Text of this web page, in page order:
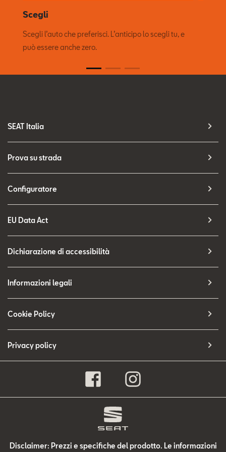
Scegli
Scegli l’auto che preferisci. L’anticipo lo scegli tu, e
può essere anche zero.
SEAT Italia
Prova su strada
Configuratore
EU Data Act
Dichiarazione di accessibilità
Informazioni legali
Cookie Policy
Privacy policy
Disclaimer: Prezzi e specifiche del prodotto. Le informazioni